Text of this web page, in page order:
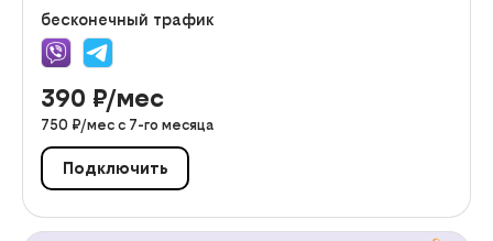
бесконечный трафик
390 ₽/мес
750 ₽/мес с 7-го месяца
Подключить